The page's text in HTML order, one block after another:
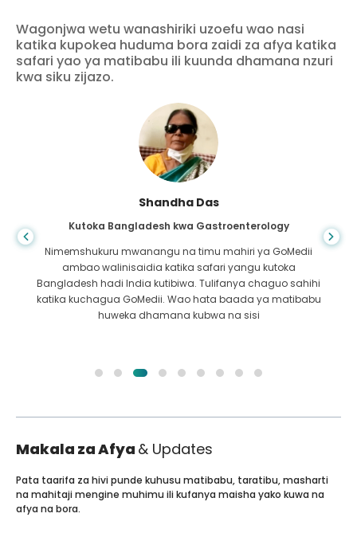
Wagonjwa wetu wanashiriki uzoefu wao nasi
katika kupokea huduma bora zaidi za afya katika
safari yao ya matibabu ili kuunda dhamana nzuri
kwa siku zijazo.
Shandha Das
Kutoka Bangladesh kwa Gastroenterology
Nimemshukuru mwanangu na timu mahiri ya GoMedii
ambao walinisaidia katika safari yangu kutoka
Bangladesh hadi India kutibiwa. Tulifanya chaguo sahihi
katika kuchagua GoMedii. Wao hata baada ya matibabu
huweka dhamana kubwa na sisi
Makala za Afya & Updates
Pata taarifa za hivi punde kuhusu matibabu, taratibu, masharti
na mahitaji mengine muhimu ili kufanya maisha yako kuwa na
afya na bora.